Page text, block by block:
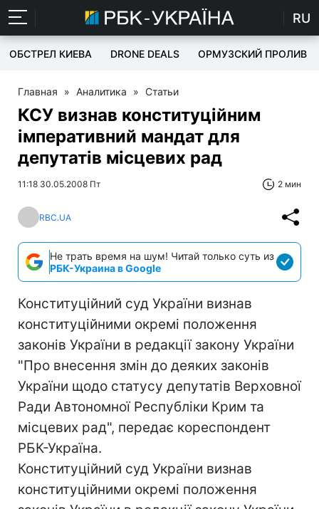
RU
ОБСТРЕЛ КИЕВА DRONE DEALS ОРМУЗСКИЙ ПРОЛИВ
Главная » Аналитика » Статьи
КСУ визнав конституційним
імперативний мандат для
депутатів місцевих рад
11:18 30.05.2008 Пт 2 мин
RBC.UA
Не трать время на шум! Читай только суть из
РБК-Украина в Google
Конституційний суд України визнав
конституційними окремі положення
законів України в редакції закону України
"Про внесення змін до деяких законів
України щодо статусу депутатів Верховної
Ради Автономної Республіки Крим та
місцевих рад", передає кореспондент
РБК-Україна.
Конституційний суд України визнав
конституційними окремі положення